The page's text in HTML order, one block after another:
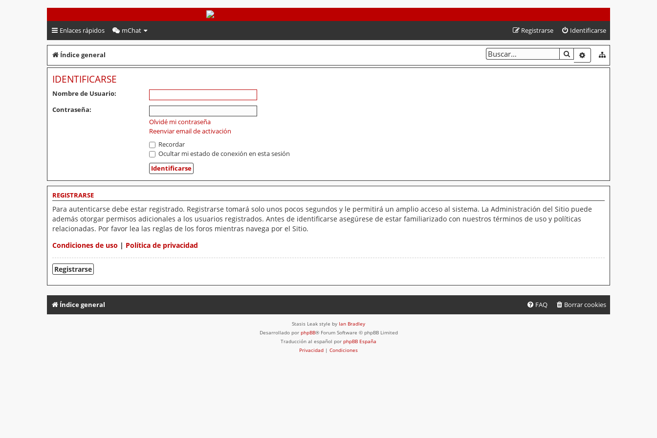
PeruVoley.com
Enlaces rápidos mChat Identificarse
Registrarse
Índice general BUSCARBÚSQUEDA
IDENTIFICARSE
Nombre de Usuario:
Contraseña:
Olvidé mi contraseña
Reenviar email de activación
Recordar
Ocultar mi estado de conexión en esta sesión
REGISTRARSE
Para autenticarse debe estar registrado. Registrarse tomará solo unos pocos segundos y le permitirá un amplio acceso al sistema. La Administración del Sitio puede
además otorgar permisos adicionales a los usuarios registrados. Antes de identificarse asegúrese de estar familiarizado con nuestros términos de uso y políticas
relacionadas. Por favor lea las reglas de los foros mientras navega por el Sitio.
Condiciones de uso | Política de privacidad
Registrarse
Índice general Borrar cookies
FAQ
Stasis Leak style by Ian Bradley
Desarrollado por phpBB® Forum Software © phpBB Limited
Traducción al español por phpBB España
Privacidad | Condiciones